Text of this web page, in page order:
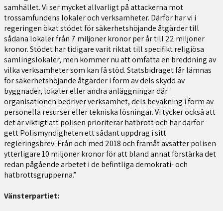
samhället. Vi ser mycket allvarligt på attackerna mot
trossamfundens lokaler och verksamheter. Därför har vi i
regeringen ökat stödet för säkerhetshöjande åtgärder till
sådana lokaler från 7 miljoner kronor per år till 22 miljoner
kronor. Stödet har tidigare varit riktat till specifikt religiösa
samlingslokaler, men kommer nu att omfatta en breddning av
vilka verksamheter som kan få stöd. Statsbidraget får lämnas
för säkerhetshöjande åtgärder i form av dels skydd av
byggnader, lokaler eller andra anläggningar där
organisationen bedriver verksamhet, dels bevakning i form av
personella resurser eller tekniska lösningar. Vi tycker också att
det är viktigt att polisen prioriterar hatbrott och har därför
gett Polismyndigheten ett sådant uppdrag i sitt
regleringsbrev. Från och med 2018 och framåt avsätter polisen
ytterligare 10 miljoner kronor för att bland annat förstärka det
redan pågående arbetet i de befintliga demokrati- och
hatbrottsgrupperna.”
Vänsterpartiet: